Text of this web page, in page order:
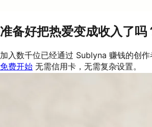
准备好把热爱变成收入了吗
加入数千位已经通过 Sublyna 赚钱的创作
免费开始 无需信用卡，无需复杂设置。